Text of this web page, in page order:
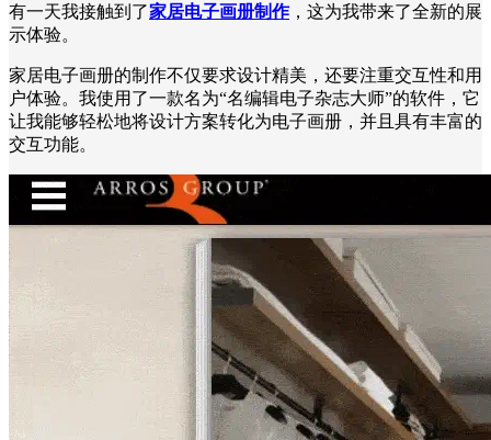
有一天我接触到了家居电子画册制作，这为我带来了全新的展
示体验。
家居电子画册的制作不仅要求设计精美，还要注重交互性和用
户体验。我使用了一款名为“名编辑电子杂志大师”的软件，它
让我能够轻松地将设计方案转化为电子画册，并且具有丰富的
交互功能。